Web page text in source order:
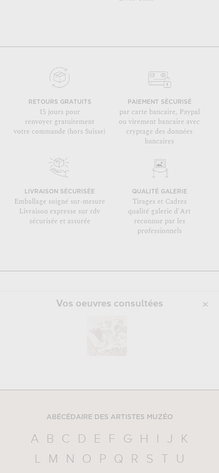
RETOURS GRATUITS
15 jours pour
renvoyer gratuitement
votre commande (hors Suisse)
PAIEMENT SÉCURISÉ
par carte bancaire, Paypal
ou virement bancaire avec
cryptage des données
bancaires
LIVRAISON SÉCURISÉE
Emballage soigné sur-mesure
Livraison expresse sur rdv
sécurisée et assurée
QUALITÉ GALERIE
Tirages et Cadres
qualité galerie d'Art
reconnue par les
professionnels
Vos oeuvres consultées
ABÉCÉDAIRE DES ARTISTES MUZÉO
A B C D E F G H I J
K
L
M N O P Q R S T
U